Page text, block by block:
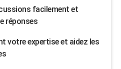
facilement et
réponses
votre expertise et aidez les